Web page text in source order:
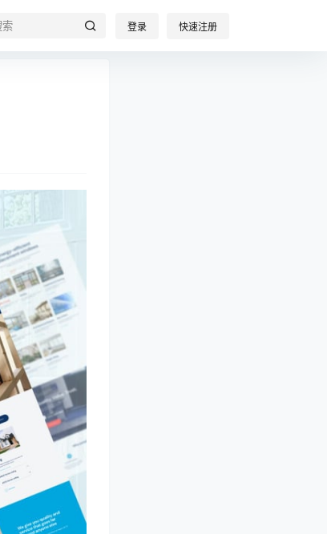
登录 快速注册